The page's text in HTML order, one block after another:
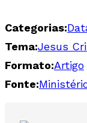
Categorias:
Tema:Jesus
Formato:Artigo
Fonte: